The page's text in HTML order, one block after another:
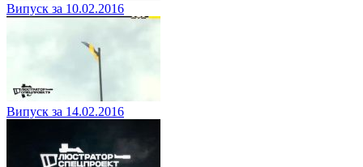
Випуск за 10.02.2016
Випуск за 14.02.2016